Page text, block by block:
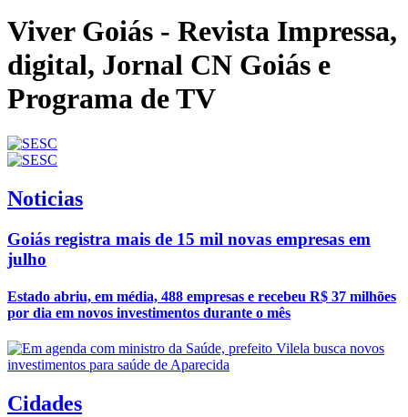
Viver Goiás - Revista Impressa,
digital, Jornal CN Goiás e
Programa de TV
Noticias
Goiás registra mais de 15 mil novas empresas em
julho
Estado abriu, em média, 488 empresas e recebeu R$ 37 milhões
por dia em novos investimentos durante o mês
Cidades